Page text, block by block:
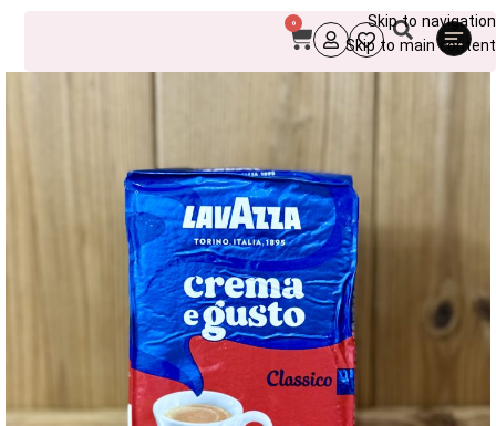
Skip to navigation
Skip to main content
0